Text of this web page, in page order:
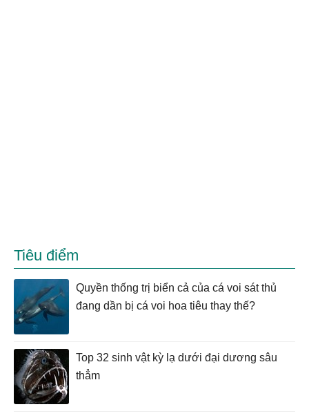
Tiêu điểm
Quyền thống trị biển cả của cá voi sát thủ
đang dần bị cá voi hoa tiêu thay thế?
Top 32 sinh vật kỳ lạ dưới đại dương sâu
thẳm